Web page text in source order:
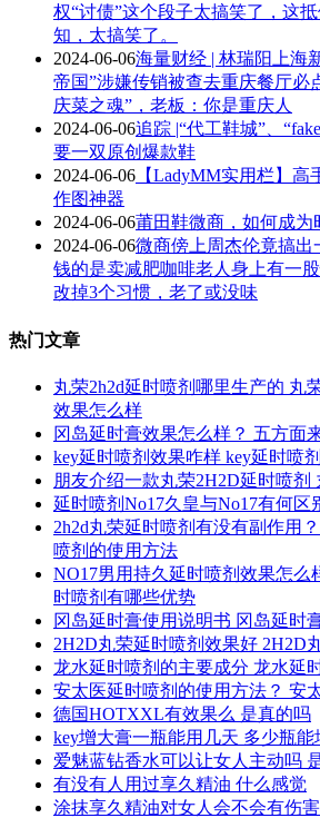
权“讨债”这个段子太搞笑了，这
知，太搞笑了。
2024-06-06海量财经 | 林瑞阳上海
帝国”涉嫌传销被查去重庆餐厅必
庆菜之魂”，老板：你是重庆人
2024-06-06追踪 |“代工鞋城”、
要一双原创爆款鞋
2024-06-06 【LadyMM实用栏】高
作图神器
2024-06-06莆田鞋微商，如何成为
2024-06-06微商傍上周杰伦竟搞出
钱的是卖减肥咖啡老人身上有一
改掉3个习惯，老了或没味
热门文章
丸荣2h2d延时喷剂哪里生产的 丸
效果怎么样
冈岛延时膏效果怎么样？ 五方面
key延时喷剂效果咋样 key延时喷
朋友介绍一款丸荣2H2D延时喷剂
延时喷剂No17久皇与No17有何区
2h2d丸荣延时喷剂有没有副作用
喷剂的使用方法
NO17男用持久延时喷剂效果怎么
时喷剂有哪些优势
冈岛延时膏使用说明书 冈岛延时
2H2D丸荣延时喷剂效果好 2H2D
龙水延时喷剂的主要成分 龙水延
安太医延时喷剂的使用方法？ 安
德国HOTXXL有效果么 是真的吗
key增大膏一瓶能用几天 多少瓶能
爱魅蓝钻香水可以让女人主动吗
有没有人用过享久精油 什么感觉
涂抹享久精油对女人会不会有伤